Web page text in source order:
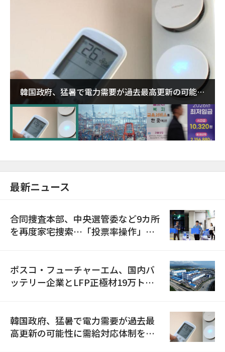
韓国政府、猛暑で電力需要が過去最高更新の可能性
に需給対応体制を点検
最新ニュース
合同捜査本部、中央選管委など9カ所
を再度家宅捜索…「投票率操作」の
ポスコ・フューチャーエム、国内バ
ッテリー企業とLFP正極材19万トン
韓国政府、猛暑で電力需要が過去最
高更新の可能性に需給対応体制を点